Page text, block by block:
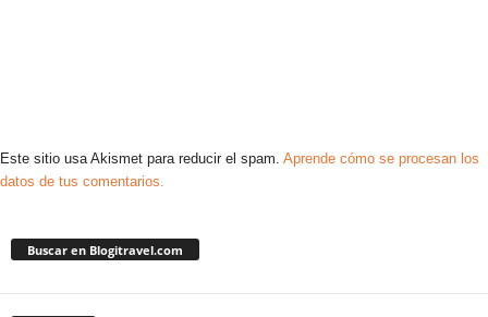
Este sitio usa Akismet para reducir el spam. Aprende cómo se procesan los
datos de tus comentarios.
Buscar en Blogitravel.com